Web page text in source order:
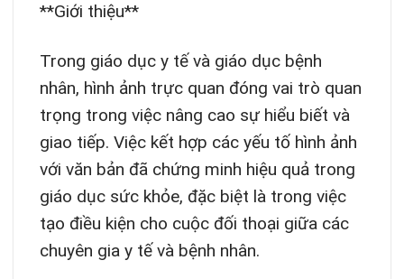
**Giới thiệu**
Trong giáo dục y tế và giáo dục bệnh
nhân, hình ảnh trực quan đóng vai trò quan
trọng trong việc nâng cao sự hiểu biết và
giao tiếp. Việc kết hợp các yếu tố hình ảnh
với văn bản đã chứng minh hiệu quả trong
giáo dục sức khỏe, đặc biệt là trong việc
tạo điều kiện cho cuộc đối thoại giữa các
chuyên gia y tế và bệnh nhân.